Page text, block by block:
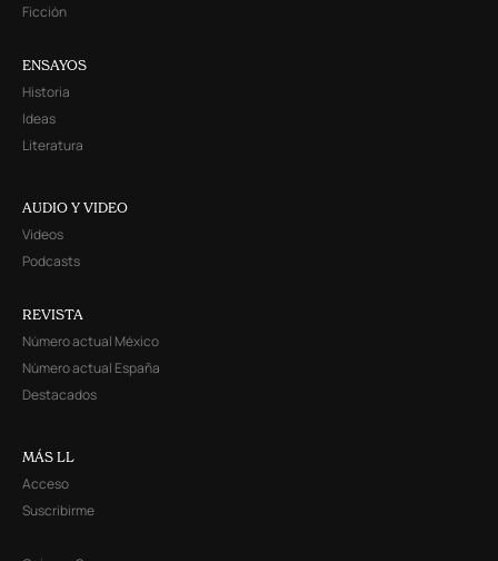
Ficción
ENSAYOS
Historia
Ideas
Literatura
AUDIO Y VIDEO
Videos
Podcasts
REVISTA
Número actual México
Número actual España
Destacados
MÁS LL
Acceso
Suscribirme